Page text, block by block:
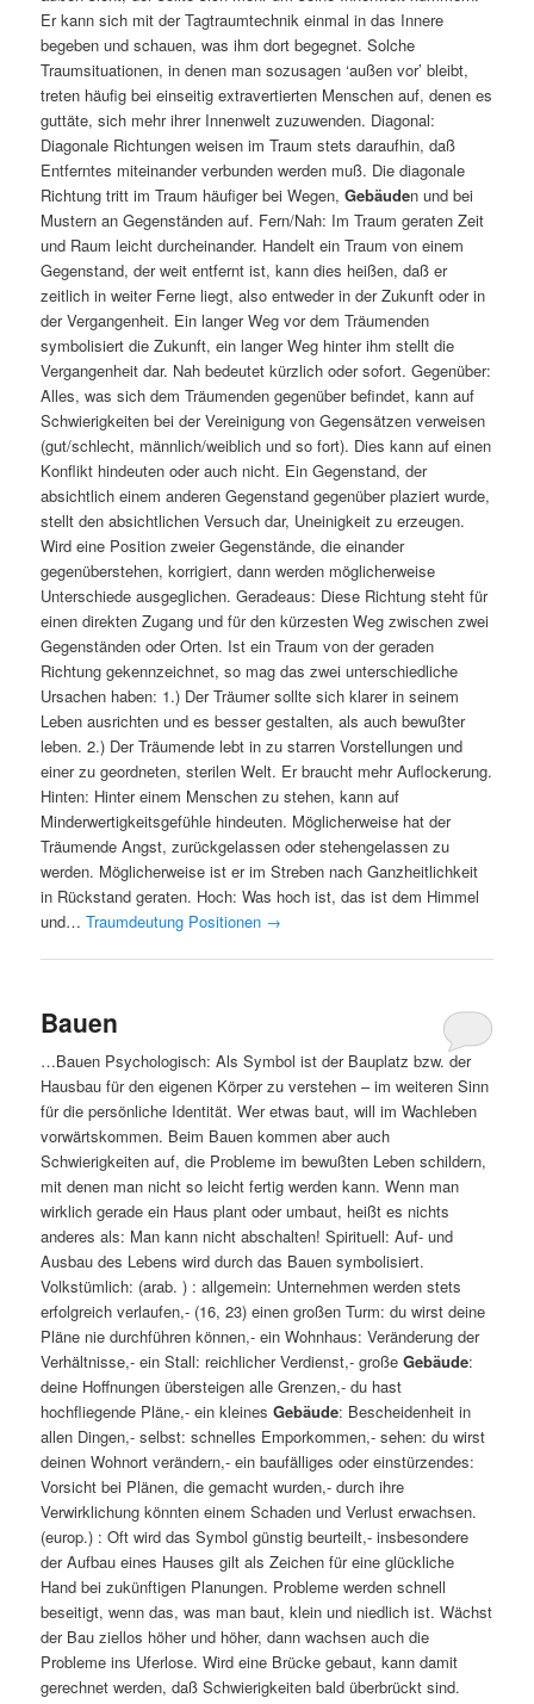
Er kann sich mit der Tagtraumtechnik einmal in das Innere
begeben und schauen, was ihm dort begegnet. Solche
Traumsituationen, in denen man sozusagen ‘außen vor’ bleibt,
treten häufig bei einseitig extravertierten Menschen auf, denen es
guttäte, sich mehr ihrer Innenwelt zuzuwenden. Diagonal:
Diagonale Richtungen weisen im Traum stets daraufhin, daß
Entferntes miteinander verbunden werden muß. Die diagonale
Richtung tritt im Traum häufiger bei Wegen,Gebäuden und bei
Mustern an Gegenständen auf. Fern/Nah: Im Traum geraten Zeit
und Raum leicht durcheinander. Handelt ein Traum von einem
Gegenstand, der weit entfernt ist, kann dies heißen, daß er
zeitlich in weiter Ferne liegt, also entweder in der Zukunft oder in
der Vergangenheit. Ein langer Weg vor dem Träumenden
symbolisiert die Zukunft, ein langer Weg hinter ihm stellt die
Vergangenheit dar. Nah bedeutet kürzlich oder sofort. Gegenüber:
Alles, was sich dem Träumenden gegenüber befindet, kann auf
Schwierigkeiten bei der Vereinigung von Gegensätzen verweisen
(gut/schlecht, männlich/weiblich und so fort). Dies kann auf einen
Konflikt hindeuten oder auch nicht. Ein Gegenstand, der
absichtlich einem anderen Gegenstand gegenüber plaziert wurde,
stellt den absichtlichen Versuch dar, Uneinigkeit zu erzeugen.
Wird eine Position zweier Gegenstände, die einander
gegenüberstehen, korrigiert, dann werden möglicherweise
Unterschiede ausgeglichen. Geradeaus: Diese Richtung steht für
einen direkten Zugang und für den kürzesten Weg zwischen zwei
Gegenständen oder Orten. Ist ein Traum von der geraden
Richtung gekennzeichnet, so mag das zwei unterschiedliche
Ursachen haben: 1.) Der Träumer sollte sich klarer in seinem
Leben ausrichten und es besser gestalten, als auch bewußter
leben. 2.) Der Träumende lebt in zu starren Vorstellungen und
einer zu geordneten, sterilen Welt. Er braucht mehr Auflockerung.
Hinten: Hinter einem Menschen zu stehen, kann auf
Minderwertigkeitsgefühle hindeuten. Möglicherweise hat der
Träumende Angst, zurückgelassen oder stehengelassen zu
werden. Möglicherweise ist er im Streben nach Ganzheitlichkeit
in Rückstand geraten. Hoch: Was hoch ist, das ist dem Himmel
und…Traumdeutung Positionen →
Bauen
…Bauen Psychologisch: Als Symbol ist der Bauplatz bzw. der
Hausbau für den eigenen Körper zu verstehen – im weiteren Sinn
für die persönliche Identität. Wer etwas baut, will im Wachleben
vorwärtskommen. Beim Bauen kommen aber auch
Schwierigkeiten auf, die Probleme im bewußten Leben schildern,
mit denen man nicht so leicht fertig werden kann. Wenn man
wirklich gerade ein Haus plant oder umbaut, heißt es nichts
anderes als: Man kann nicht abschalten! Spirituell: Auf- und
Ausbau des Lebens wird durch das Bauen symbolisiert.
Volkstümlich: (arab. ) : allgemein: Unternehmen werden stets
erfolgreich verlaufen,- (16, 23) einen großen Turm: du wirst deine
Pläne nie durchführen können,- ein Wohnhaus: Veränderung der
Verhältnisse,- ein Stall: reichlicher Verdienst,- großeGebäude:
deine Hoffnungen übersteigen alle Grenzen,- du hast
hochfliegende Pläne,- ein kleinesGebäude: Bescheidenheit in
allen Dingen,- selbst: schnelles Emporkommen,- sehen: du wirst
deinen Wohnort verändern,- ein baufälliges oder einstürzendes:
Vorsicht bei Plänen, die gemacht wurden,- durch ihre
Verwirklichung könnten einem Schaden und Verlust erwachsen.
(europ.) : Oft wird das Symbol günstig beurteilt,- insbesondere
der Aufbau eines Hauses gilt als Zeichen für eine glückliche
Hand bei zukünftigen Planungen. Probleme werden schnell
beseitigt, wenn das, was man baut, klein und niedlich ist. Wächst
der Bau ziellos höher und höher, dann wachsen auch die
Probleme ins Uferlose. Wird eine Brücke gebaut, kann damit
gerechnet werden, daß Schwierigkeiten bald überbrückt sind.